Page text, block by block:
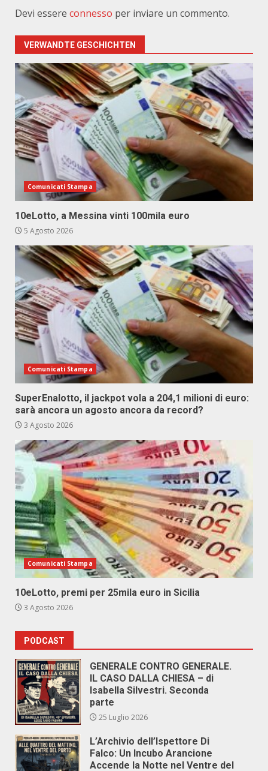
Devi essere connesso per inviare un commento.
VERWANDTE GESCHICHTEN
Comunicati Stampa
10eLotto, a Messina vinti 100mila euro
5 Agosto 2026
Comunicati Stampa
SuperEnalotto, il jackpot vola a 204,1 milioni di euro:
sarà ancora un agosto ancora da record?
3 Agosto 2026
Comunicati Stampa
10eLotto, premi per 25mila euro in Sicilia
3 Agosto 2026
PODCAST
GENERALE CONTRO GENERALE.
IL CASO DALLA CHIESA – di
Isabella Silvestri. Seconda
parte
25 Luglio 2026
L’Archivio dell’Ispettore Di
Falco: Un Incubo Arancione
Accende la Notte nel Ventre del